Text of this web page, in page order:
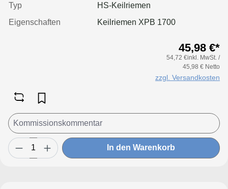
Typ
HS-Keilriemen
Eigenschaften
Keilriemen XPB 1700
45,98 €*
54,72 €inkl. MwSt. /
45,98 € Netto
zzgl. Versandkosten
In den Warenkorb